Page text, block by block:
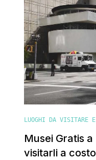
LUOGHI DA VISITARE
Musei Gratis
visitarli a